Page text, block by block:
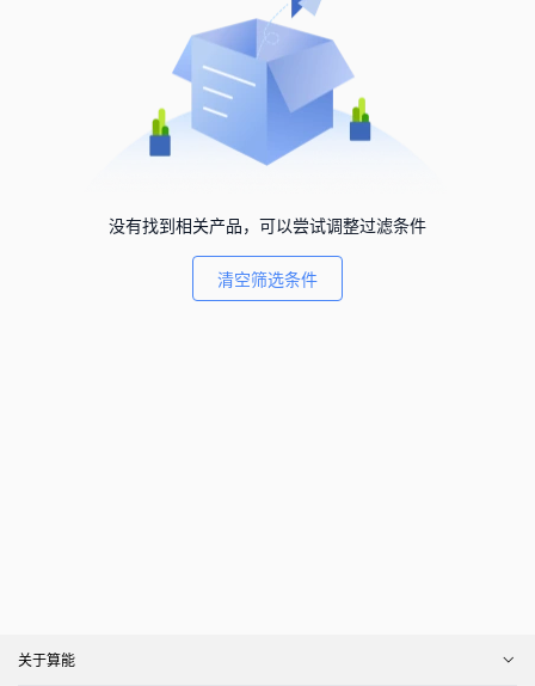
没有找到相关产品，可以尝试调整过滤条件
清空筛选条件
关于算能